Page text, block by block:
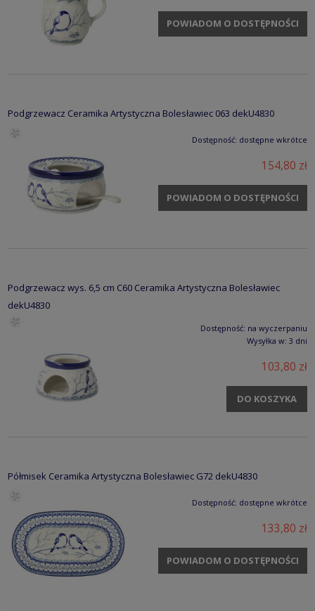
POWIADOM O DOSTĘPNOŚCI
Podgrzewacz Ceramika Artystyczna Bolesławiec 063 dekU4830
Dostępność: dostępne wkrótce
154,80 zł
POWIADOM O DOSTĘPNOŚCI
Podgrzewacz wys. 6,5 cm C60 Ceramika Artystyczna Bolesławiec
dekU4830
Dostępność: na wyczerpaniu
Wysyłka w: 3 dni
103,80 zł
DO KOSZYKA
Półmisek Ceramika Artystyczna Bolesławiec G72 dekU4830
Dostępność: dostępne wkrótce
133,80 zł
POWIADOM O DOSTĘPNOŚCI